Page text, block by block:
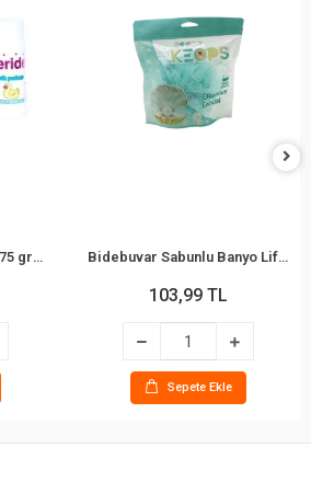
Bidebuvar Talk Pudra - 75 gr - Bebek ve Çocuklar İçin Bidebuvar Sabunlu Banyo Lifi - Okyanus Kokulu
103,99 TL
Sepete Ekle